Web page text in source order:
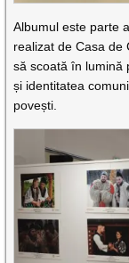
Albumul este parte
realizat de Casa de
să scoată în lumină
și identitatea
povești.